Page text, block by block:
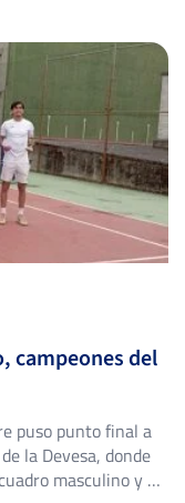
campeones del
puso punto final a
la Devesa, donde
masculino y 11